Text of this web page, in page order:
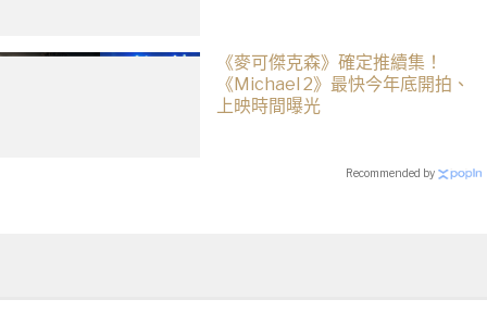
《麥可傑克森》確定推續集！
《Michael 2》最快今年底開拍、
上映時間曝光
Recommended by